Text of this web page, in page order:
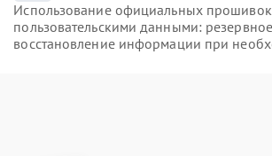
Использование официальных прошивок
пользовательскими данными:
восстановление информации при